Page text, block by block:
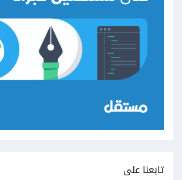
تابعنا على